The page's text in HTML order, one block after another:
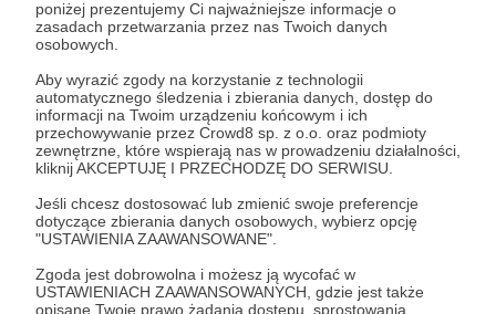
poniżej prezentujemy Ci najważniejsze informacje o
zasadach przetwarzania przez nas Twoich danych
osobowych.
Aby wyrazić zgody na korzystanie z technologii
automatycznego śledzenia i zbierania danych, dostęp do
informacji na Twoim urządzeniu końcowym i ich
przechowywanie przez Crowd8 sp. z o.o. oraz podmioty
zewnętrzne, które wspierają nas w prowadzeniu działalności,
kliknij AKCEPTUJĘ I PRZECHODZĘ DO SERWISU.
Jeśli chcesz dostosować lub zmienić swoje preferencje
dotyczące zbierania danych osobowych, wybierz opcję
"USTAWIENIA ZAAWANSOWANE".
Zgoda jest dobrowolna i możesz ją wycofać w
USTAWIENIACH ZAAWANSOWANYCH, gdzie jest także
opisane Twoje prawo żądania dostępu, sprostowania,
04.05.2023 ● Brak komentarzy
Wysuszanie
komentujący ostatnie ukraińskie ataki. Premiera wpisu na
Patronite!
Himars himarsowanie zaplecze logistyczne